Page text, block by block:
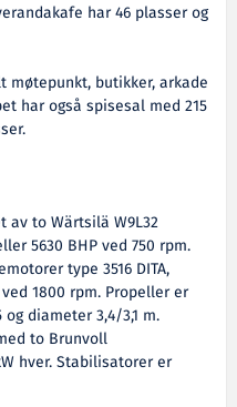
har 46 plasser og
butikker, arkade
har også spisesal med 215
av to Wärtsilä W9L32
5630 BHP ved 750 rpm.
type 3516 DITA,
1800 rpm. Propeller er
diameter 3,4/3,1 m.
to Brunvoll
hver. Stabilisatorer er